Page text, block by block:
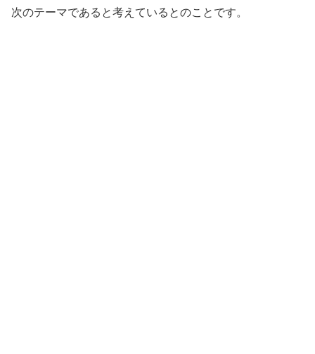
次のテーマであると考えているとのことです。